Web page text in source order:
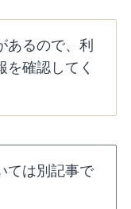
あるので、利
を確認してく
ては別記事で